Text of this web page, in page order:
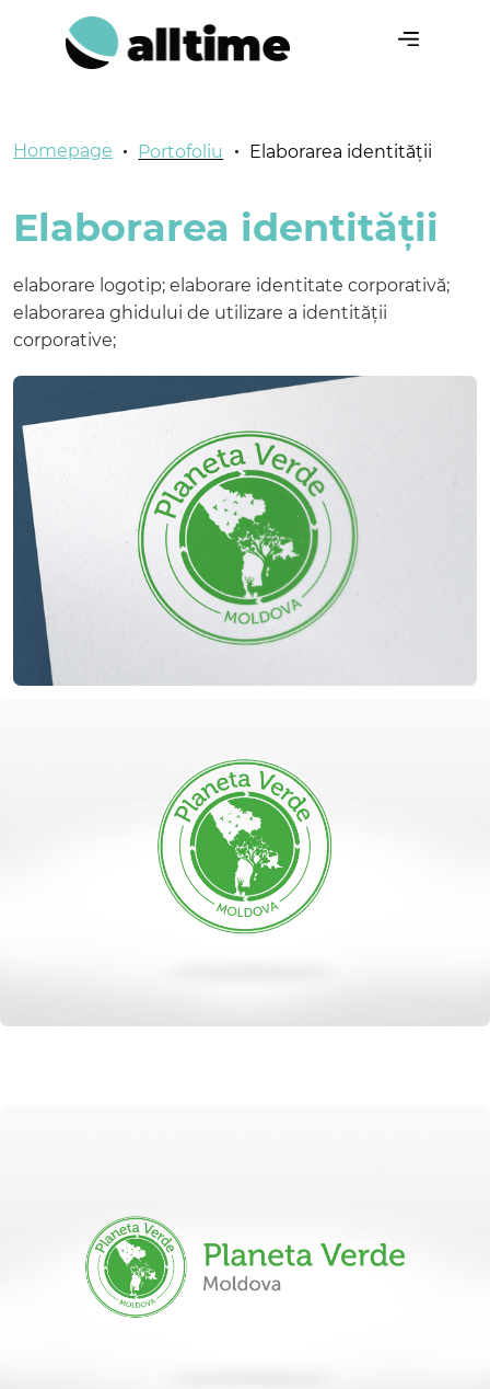
Servicii
Portofoliu
Contacte
Homepage Portofoliu Elaborarea identității
Elaborarea identității
elaborare logotip; elaborare identitate corporativă;
elaborarea ghidului de utilizare a identității
corporative;